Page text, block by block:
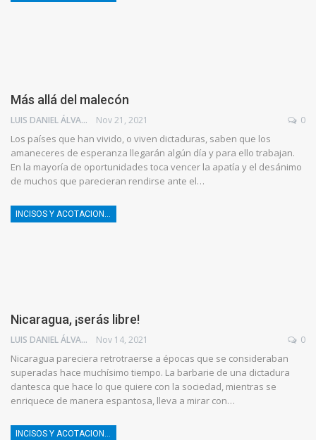
Más allá del malecón
LUIS DANIEL ÁLVAREZ Nov 21, 2021 0
Los países que han vivido, o viven dictaduras, saben que los
amaneceres de esperanza llegarán algún día y para ello trabajan.
En la mayoría de oportunidades toca vencer la apatía y el desánimo
de muchos que parecieran rendirse ante el…
Nicaragua, ¡serás libre!
LUIS DANIEL ÁLVAREZ Nov 14, 2021 0
Nicaragua pareciera retrotraerse a épocas que se consideraban
superadas hace muchísimo tiempo. La barbarie de una dictadura
dantesca que hace lo que quiere con la sociedad, mientras se
enriquece de manera espantosa, lleva a mirar con…
INCISOS Y ACOTACIONES